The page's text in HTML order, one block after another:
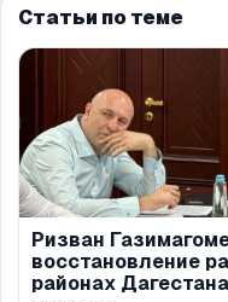
Статьи по теме
Ризван
восстановление
районах Дагестана